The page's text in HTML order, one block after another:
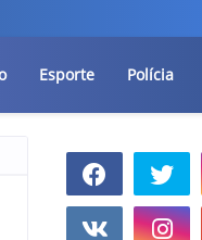
Esporte Polícia